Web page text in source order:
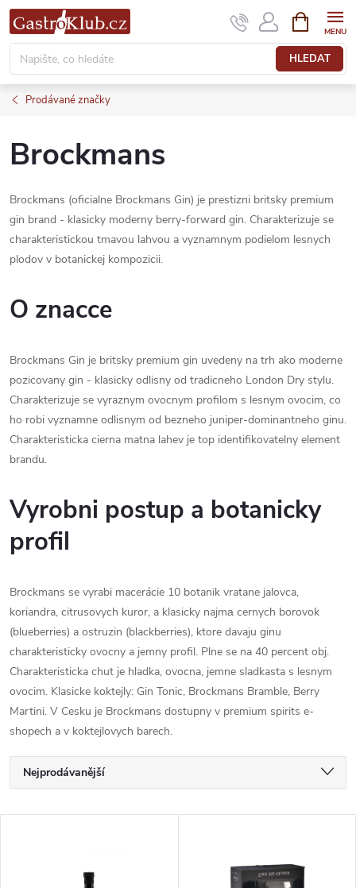
Přejít
na
obsah
HLEDAT
NÁKUPNÍ
KOŠÍK
Prodávané značky
Brockmans
Brockmans (oficialne Brockmans Gin) je prestizni britsky premium
gin brand - klasicky moderny berry-forward gin. Charakterizuje se
charakteristickou tmavou lahvou a vyznamnym podielom lesnych
plodov v botanickej kompozicii.
O znacce
Brockmans Gin je britsky premium gin uvedeny na trh ako moderne
pozicovany gin - klasicky odlisny od tradicneho London Dry stylu.
Charakterizuje se vyraznym ovocnym profilom s lesnym ovocim, co
ho robi vyznamne odlisnym od bezneho juniper-dominantneho ginu.
Charakteristicka cierna matna lahev je top identifikovatelny element
brandu.
Vyrobni postup a botanicky
profil
Brockmans se vyrabi macerácie 10 botanik vratane jalovca,
koriandra, citrusovych kuror, a klasicky najmа cernych borovok
(blueberries) a ostruzin (blackberries), ktore davaju ginu
charakteristicky ovocny a jemny profil. Plne se na 40 percent obj.
Charakteristicka chut je hladka, ovocna, jemne sladkasta s lesnym
ovocim. Klasicke koktejly: Gin Tonic, Brockmans Bramble, Berry
Martini. V Cesku je Brockmans dostupny v premium spirits e-
shopech a v koktejlovych barech.
Ř
a
Nejprodávanější